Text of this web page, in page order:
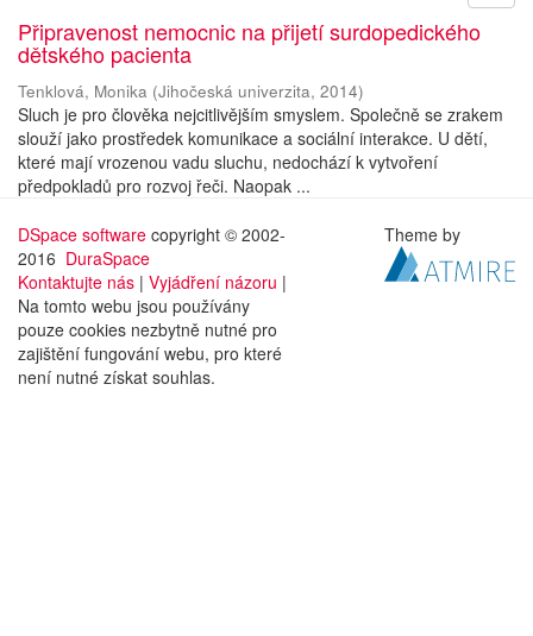
Připravenost nemocnic na přijetí surdopedického
dětského pacienta
Tenklová, Monika (Jihočeská univerzita, 2014)
Sluch je pro člověka nejcitlivějším smyslem. Společně se zrakem
slouží jako prostředek komunikace a sociální interakce. U dětí,
které mají vrozenou vadu sluchu, nedochází k vytvoření
předpokladů pro rozvoj řeči. Naopak ...
DSpace software copyright © 2002-
2016 DuraSpace
Kontaktujte nás | Vyjádření názoru |
Na tomto webu jsou používány
pouze cookies nezbytně nutné pro
zajištění fungování webu, pro které
není nutné získat souhlas.
Theme by